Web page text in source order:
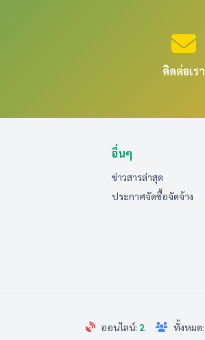
ติดต่อเรา
อื่นๆ
ข่าวสารล่าสุด
ประกาศจัดซื้อจัดจ้าง
ออนไลน์: 2 ทั้งหมด: